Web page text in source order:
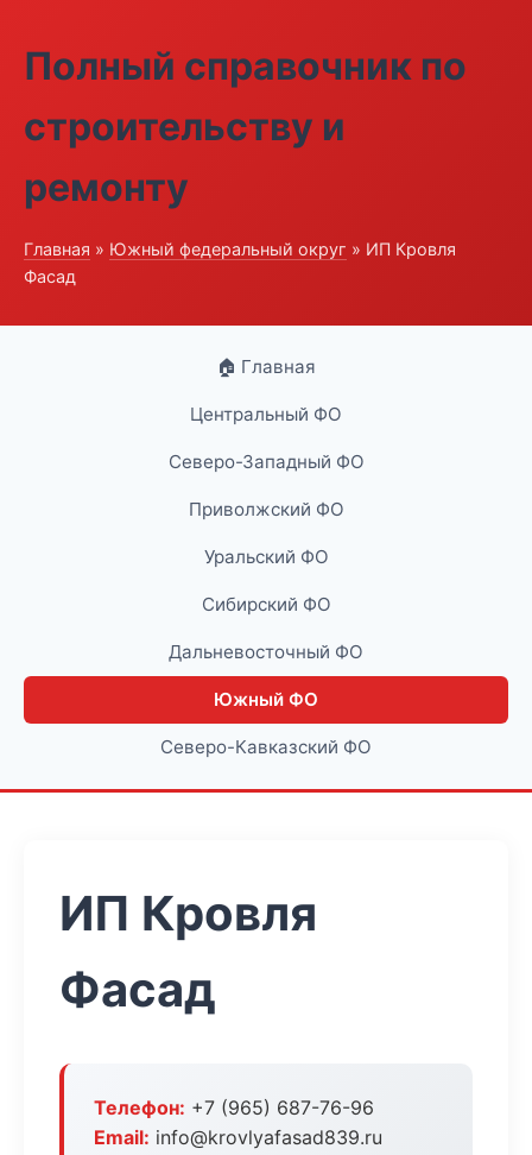
Полный справочник по
строительству и
ремонту
Главная » Южный федеральный округ » ИП Кровля
Фасад
🏠 Главная
Центральный ФО
Северо-Западный ФО
Приволжский ФО
Уральский ФО
Сибирский ФО
Дальневосточный ФО
Южный ФО
Северо-Кавказский ФО
ИП Кровля
Фасад
Телефон: +7 (965) 687-76-96
Email: info@krovlyafasad839.ru